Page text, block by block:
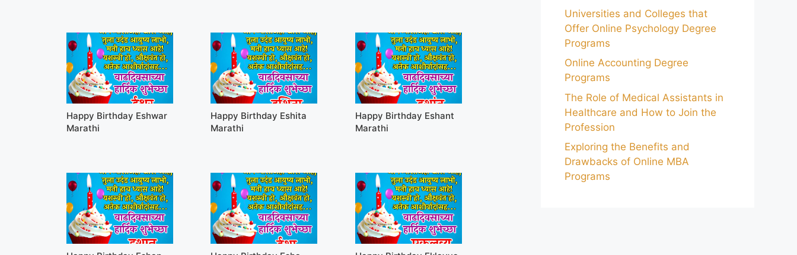
Happy Birthday Eshwar
Marathi
Happy Birthday Eshita
Marathi
Happy Birthday Eshant
Marathi
Universities and Colleges that
Offer Online Psychology Degree
Programs
Online Accounting Degree
Programs
The Role of Medical Assistants in
Healthcare and How to Join the
Profession
Exploring the Benefits and
Drawbacks of Online MBA
Programs